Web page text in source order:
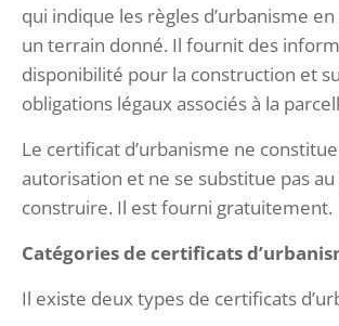
qui indique les règles d’urbanisme
un terrain donné. Il fournit des
disponibilité pour la construction et
obligations légaux associés à la
Le certificat d’urbanisme ne
autorisation et ne se substitue pas
construire. Il est fourni gratuitement.
Catégories de certificats
Il existe deux types de certificats